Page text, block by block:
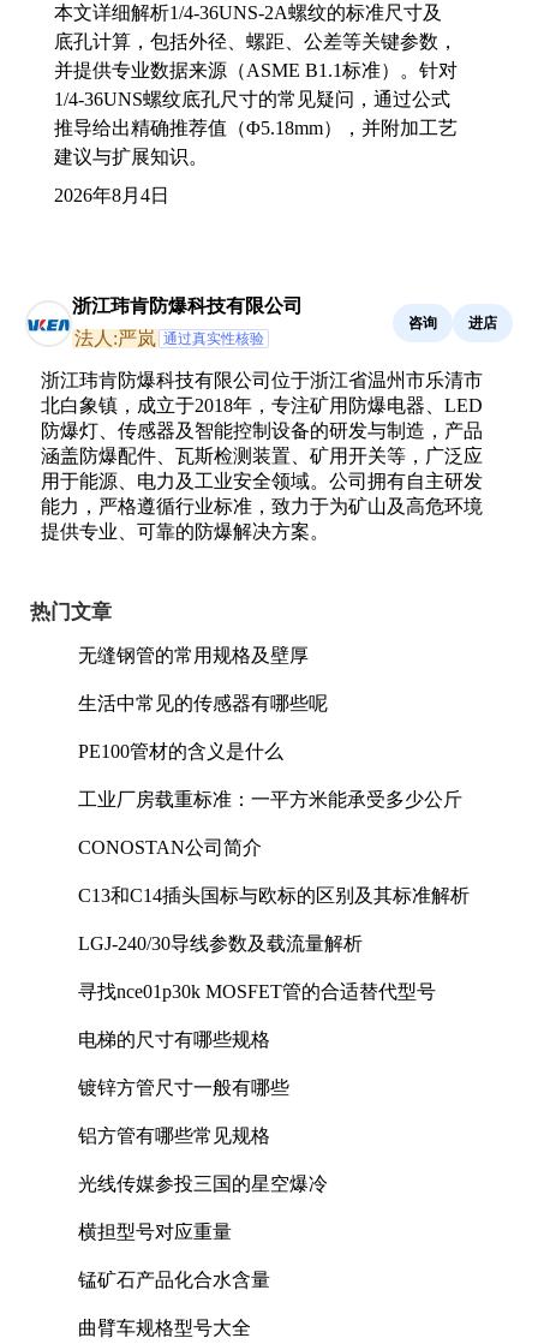
本文详细解析1/4-36UNS-2A螺纹的标准尺寸及
底孔计算，包括外径、螺距、公差等关键参数，
并提供专业数据来源（ASME B1.1标准）。针对
1/4-36UNS螺纹底孔尺寸的常见疑问，通过公式
推导给出精确推荐值（Φ5.18mm），并附加工艺
建议与扩展知识。
2026年8月4日
浙江玮肯防爆科技有限公司
法人:严岚 通过真实性核验
咨询 进店
浙江玮肯防爆科技有限公司位于浙江省温州市乐清市
北白象镇，成立于2018年，专注矿用防爆电器、LED
防爆灯、传感器及智能控制设备的研发与制造，产品
涵盖防爆配件、瓦斯检测装置、矿用开关等，广泛应
用于能源、电力及工业安全领域。公司拥有自主研发
能力，严格遵循行业标准，致力于为矿山及高危环境
提供专业、可靠的防爆解决方案。
热门文章
无缝钢管的常用规格及壁厚
生活中常见的传感器有哪些呢
PE100管材的含义是什么
工业厂房载重标准：一平方米能承受多少公斤
CONOSTAN公司简介
C13和C14插头国标与欧标的区别及其标准解析
LGJ-240/30导线参数及载流量解析
寻找nce01p30k MOSFET管的合适替代型号
电梯的尺寸有哪些规格
镀锌方管尺寸一般有哪些
铝方管有哪些常见规格
光线传媒参投三国的星空爆冷
横担型号对应重量
锰矿石产品化合水含量
曲臂车规格型号大全